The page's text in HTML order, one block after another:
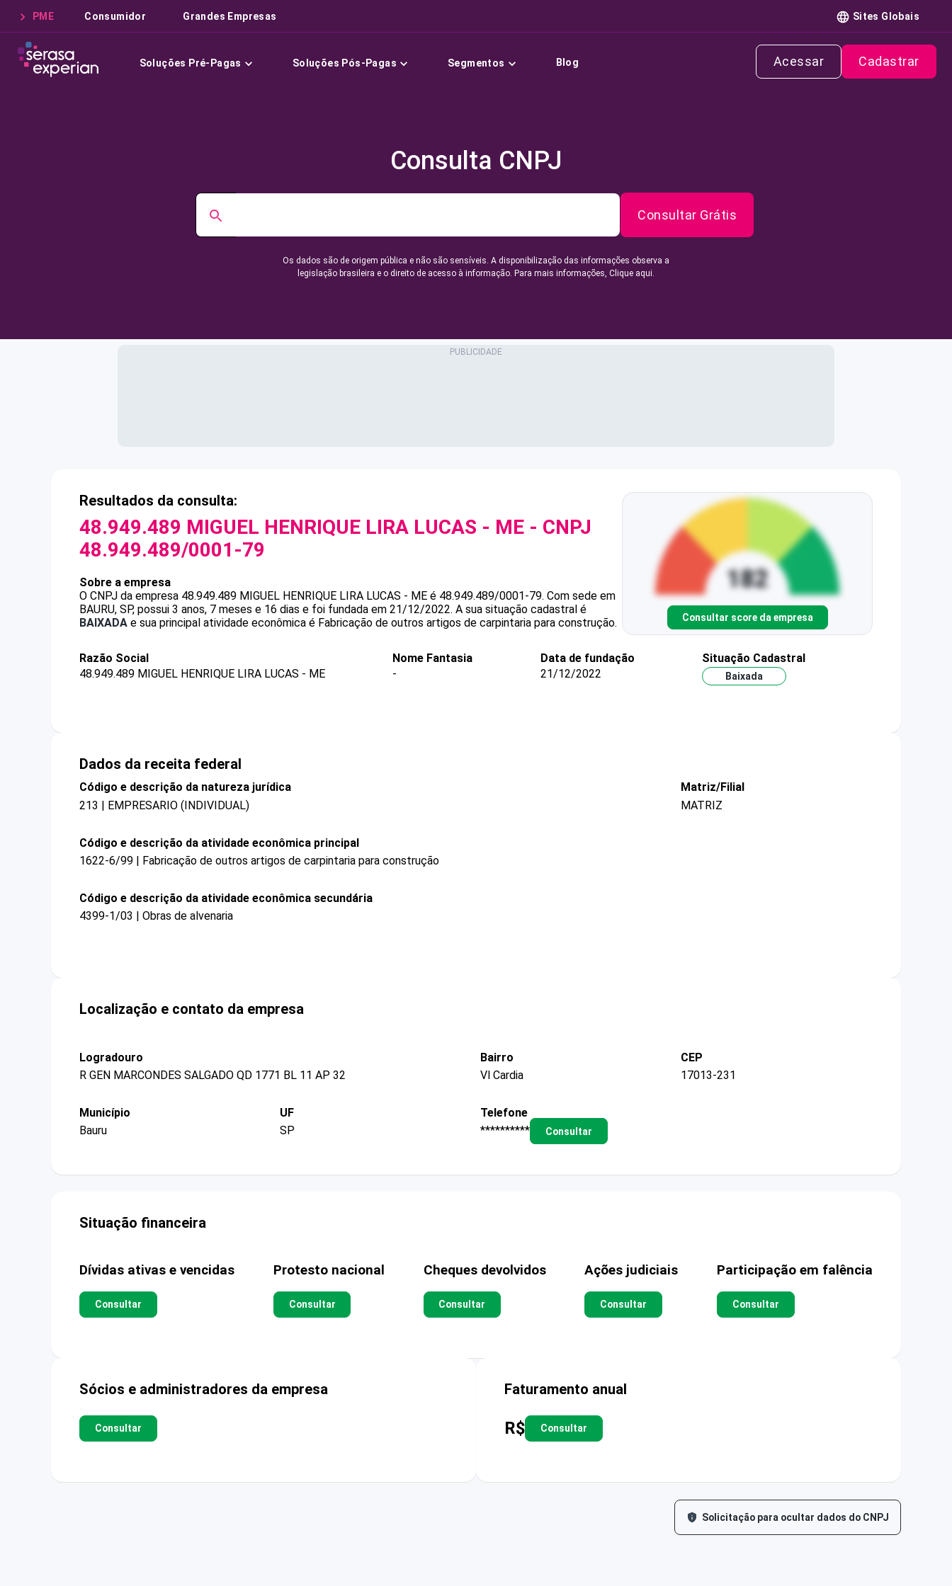
PME Consumidor Grandes Empresas Sites Globais
Soluções Pré-Pagas Soluções Pós-Pagas Segmentos Blog Acessar Cadastrar
Consulta CNPJ
Consultar Grátis
Os dados são de origem pública e não são sensíveis. A disponibilização das informações observa a
legislação brasileira e o direito de acesso à informação. Para mais informações, Clique aqui.
Resultados da consulta:
48.949.489 MIGUEL HENRIQUE LIRA LUCAS - ME - CNPJ
48.949.489/0001-79
Sobre a empresa
O CNPJ da empresa 48.949.489 MIGUEL HENRIQUE LIRA LUCAS - ME é 48.949.489/0001-79. Com sede em
BAURU, SP, possui 3 anos, 7 meses e 16 dias e foi fundada em 21/12/2022. A sua situação cadastral é
BAIXADA e sua principal atividade econômica é Fabricação de outros artigos de carpintaria para construção. Consultar score da empresa
Razão Social
48.949.489 MIGUEL HENRIQUE LIRA LUCAS - ME
Nome Fantasia
-
Data de fundação
21/12/2022
Situação Cadastral
Baixada
Dados da receita federal
Código e descrição da natureza jurídica
213 | EMPRESARIO (INDIVIDUAL)
Matriz/Filial
MATRIZ
Código e descrição da atividade econômica principal
1622-6/99 | Fabricação de outros artigos de carpintaria para construção
Código e descrição da atividade econômica secundária
4399-1/03 | Obras de alvenaria
Localização e contato da empresa
Logradouro
R GEN MARCONDES SALGADO QD 1771 BL 11 AP 32
Bairro
Vl Cardia
CEP
17013-231
Município
Bauru
UF
SP
Telefone
**********
Consultar
Situação financeira
Dívidas ativas e vencidas
Consultar
Protesto nacional
Consultar
Cheques devolvidos
Consultar
Ações judiciais
Consultar
Participação em falência
Consultar
Sócios e administradores da empresa
Consultar
Faturamento anual
R$ Consultar
Solicitação para ocultar dados do CNPJ